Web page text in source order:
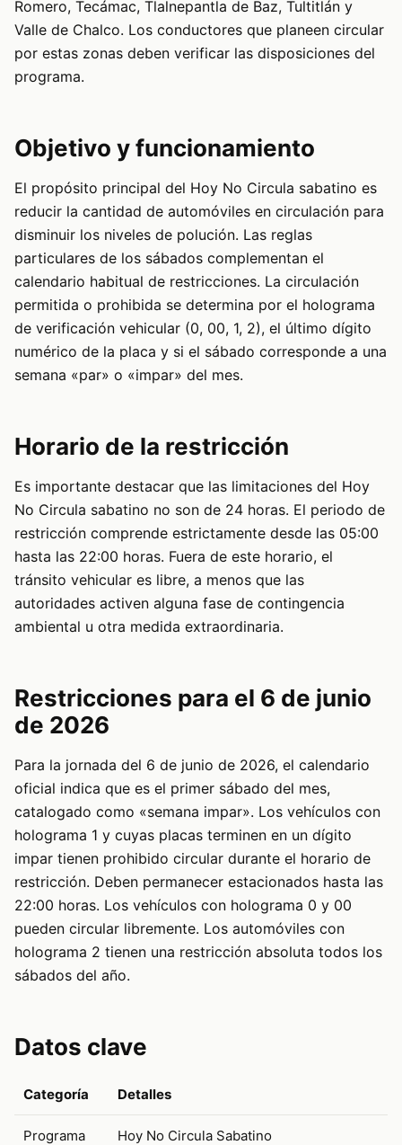
Romero, Tecámac, Tlalnepantla de Baz, Tultitlán y
Valle de Chalco. Los conductores que planeen circular
por estas zonas deben verificar las disposiciones del
programa.
Objetivo y funcionamiento
El propósito principal del Hoy No Circula sabatino es
reducir la cantidad de automóviles en circulación para
disminuir los niveles de polución. Las reglas
particulares de los sábados complementan el
calendario habitual de restricciones. La circulación
permitida o prohibida se determina por el holograma
de verificación vehicular (0, 00, 1, 2), el último dígito
numérico de la placa y si el sábado corresponde a una
semana «par» o «impar» del mes.
Horario de la restricción
Es importante destacar que las limitaciones del Hoy
No Circula sabatino no son de 24 horas. El periodo de
restricción comprende estrictamente desde las 05:00
hasta las 22:00 horas. Fuera de este horario, el
tránsito vehicular es libre, a menos que las
autoridades activen alguna fase de contingencia
ambiental u otra medida extraordinaria.
Restricciones para el 6 de junio
de 2026
Para la jornada del 6 de junio de 2026, el calendario
oficial indica que es el primer sábado del mes,
catalogado como «semana impar». Los vehículos con
holograma 1 y cuyas placas terminen en un dígito
impar tienen prohibido circular durante el horario de
restricción. Deben permanecer estacionados hasta las
22:00 horas. Los vehículos con holograma 0 y 00
pueden circular libremente. Los automóviles con
holograma 2 tienen una restricción absoluta todos los
sábados del año.
Datos clave
Categoría Detalles
Programa Hoy No Circula Sabatino